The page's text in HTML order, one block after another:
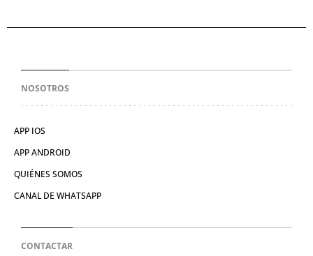
NOSOTROS
APP IOS
APP ANDROID
QUIÉNES SOMOS
CANAL DE WHATSAPP
CONTACTAR